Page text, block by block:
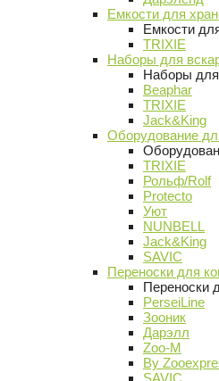
Емкости для
Емкости
TRIXIE
Наборы для
Наборы
Beaphar
TRIXIE
Jack&King
Оборудование
TRIXIE
Рольф/Rolf
Protecto
Уют
NUNBELL
Jack&King
SAVIC
Переноски для
Переноски
PerseiLine
Зооник
Дарэлл
Zoo-M
By
SAVIC